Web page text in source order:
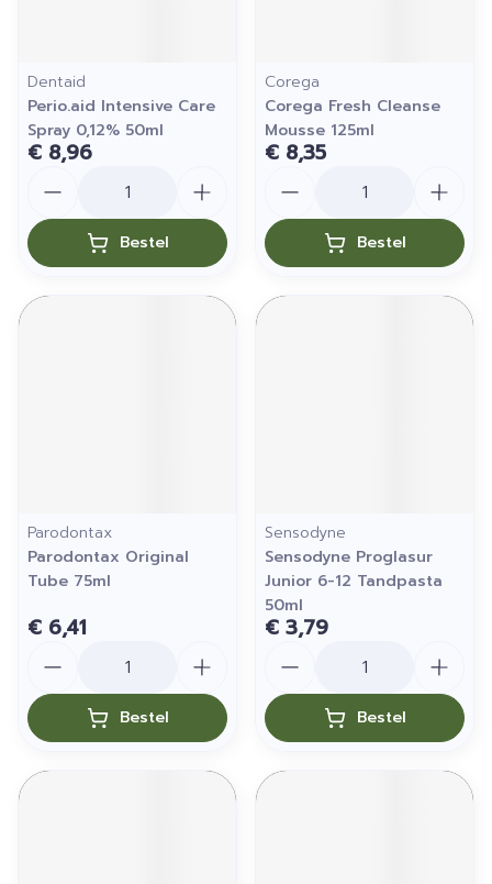
Dentaid
Perio.aid Intensive Care
Spray 0,12% 50ml
€ 8,96
Bestel
Corega
Corega Fresh Cleanse
Mousse 125ml
€ 8,35
Bestel
Parodontax
Parodontax Original
Tube 75ml
€ 6,41
Bestel
Sensodyne
Sensodyne Proglasur
Junior 6-12 Tandpasta
50ml
€ 3,79
Bestel